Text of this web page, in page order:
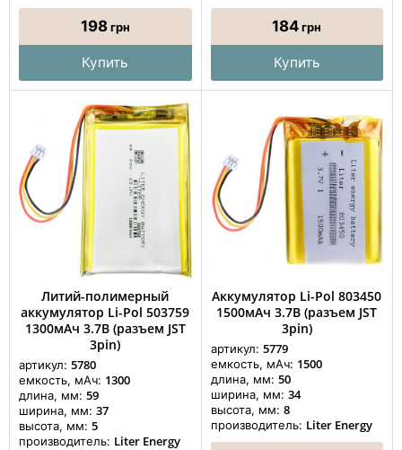
198грн
Купить
184грн
Купить
Литий-полимерный
аккумулятор Li-Pol 503759
1300мАч 3.7В (разъем JST
3pin)
артикул: 5780
емкость, мАч: 1300
длина, мм: 59
ширина, мм: 37
высота, мм: 5
производитель: Liter Energy
Аккумулятор Li-Pol 803450
1500мАч 3.7В (разъем JST
3pin)
артикул: 5779
емкость, мАч: 1500
длина, мм: 50
ширина, мм: 34
высота, мм: 8
производитель: Liter Energy